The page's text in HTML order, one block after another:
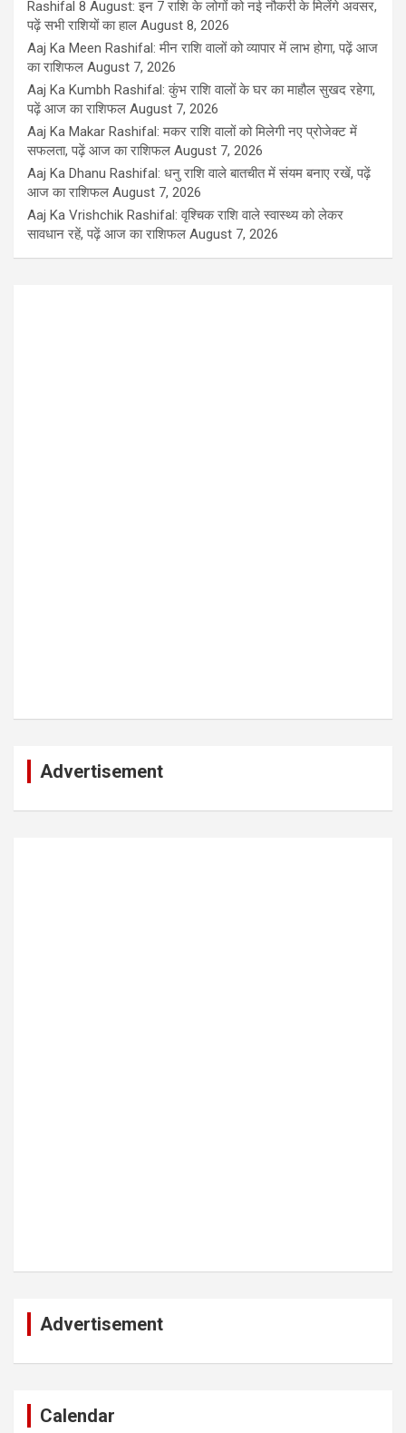
Rashifal 8 August: इन 7 राशि के लोगों को नई नौकरी के मिलेंगे अवसर,
पढ़ें सभी राशियों का हाल August 8, 2026
Aaj Ka Meen Rashifal: मीन राशि वालों को व्यापार में लाभ होगा, पढ़ें आज
का राशिफल August 7, 2026
Aaj Ka Kumbh Rashifal: कुंभ राशि वालों के घर का माहौल सुखद रहेगा,
पढ़ें आज का राशिफल August 7, 2026
Aaj Ka Makar Rashifal: मकर राशि वालों को मिलेगी नए प्रोजेक्ट में
सफलता, पढ़ें आज का राशिफल August 7, 2026
Aaj Ka Dhanu Rashifal: धनु राशि वाले बातचीत में संयम बनाए रखें, पढ़ें
आज का राशिफल August 7, 2026
Aaj Ka Vrishchik Rashifal: वृश्चिक राशि वाले स्वास्थ्य को लेकर
सावधान रहें, पढ़ें आज का राशिफल August 7, 2026
Advertisement
Advertisement
Calendar